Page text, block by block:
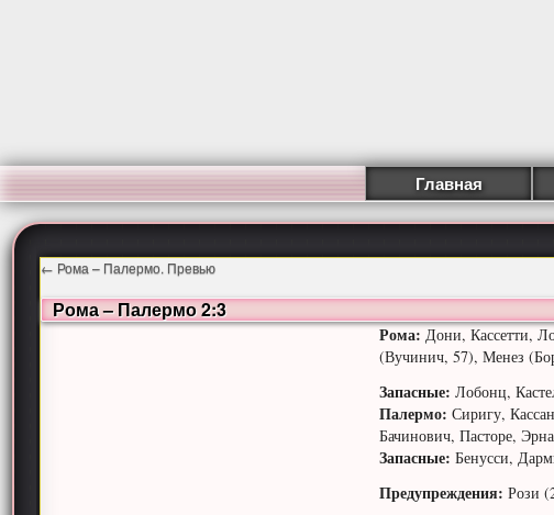
Главная
← Рома – Палермо. Превью
Рома – Палермо 2:3
Рома: Дони, Кассетти,
(Вучинич, 57), Менез
Запасные: Лобонц,
Палермо: Сиригу,
Бачинович, Пасторе,
Запасные: Бенусси,
Предупреждения: Рози